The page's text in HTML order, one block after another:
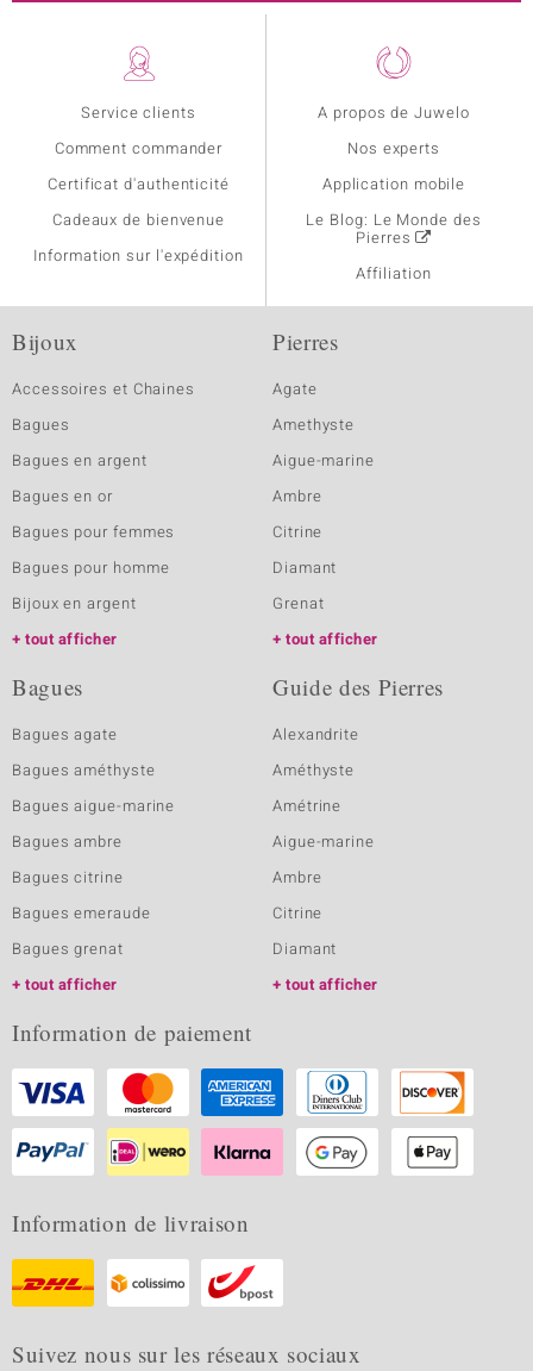
Service clients
Comment commander
Certificat d'authenticité
Cadeaux de bienvenue
Information sur l'expédition
A propos de Juwelo
Nos experts
Application mobile
Le Blog: Le Monde des
Pierres
Affiliation
Bijoux
Accessoires et Chaines
Bagues
Bagues en argent
Bagues en or
Bagues pour femmes
Bagues pour homme
Bijoux en argent
tout afficher
Pierres
Agate
Amethyste
Aigue-marine
Ambre
Citrine
Diamant
Grenat
tout afficher
Bagues
Bagues agate
Bagues améthyste
Bagues aigue-marine
Bagues ambre
Bagues citrine
Bagues emeraude
Bagues grenat
tout afficher
Guide des Pierres
Alexandrite
Améthyste
Amétrine
Aigue-marine
Ambre
Citrine
Diamant
tout afficher
Information de paiement
Information de livraison
Suivez nous sur les réseaux sociaux